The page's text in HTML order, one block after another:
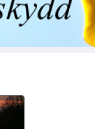
Om oss
Jubileumsskrifter